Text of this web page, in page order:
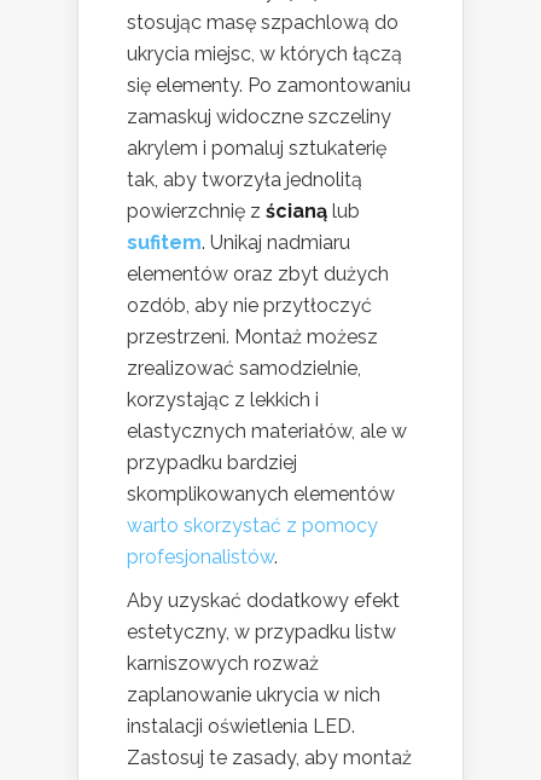
stosując masę szpachlową do
ukrycia miejsc, w których łączą
się elementy. Po zamontowaniu
zamaskuj widoczne szczeliny
akrylem i pomaluj sztukaterię
tak, aby tworzyła jednolitą
powierzchnię z ścianą lub
sufitem. Unikaj nadmiaru
elementów oraz zbyt dużych
ozdób, aby nie przytłoczyć
przestrzeni. Montaż możesz
zrealizować samodzielnie,
korzystając z lekkich i
elastycznych materiałów, ale w
przypadku bardziej
skomplikowanych elementów
warto skorzystać z pomocy
profesjonalistów.
Aby uzyskać dodatkowy efekt
estetyczny, w przypadku listw
karniszowych rozważ
zaplanowanie ukrycia w nich
instalacji oświetlenia LED.
Zastosuj te zasady, aby montaż